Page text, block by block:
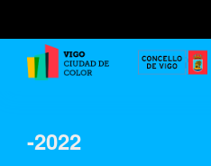
-2022